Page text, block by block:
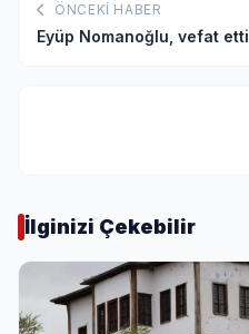
ÖNCEKI HABER
Eyüp Nomanoğlu, vefat etti
İlginizi Çekebilir